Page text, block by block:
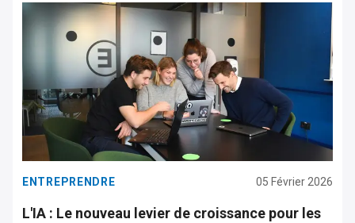
ENTREPRENDRE 05 Février 2026
L'IA : Le nouveau levier de croissance pour les